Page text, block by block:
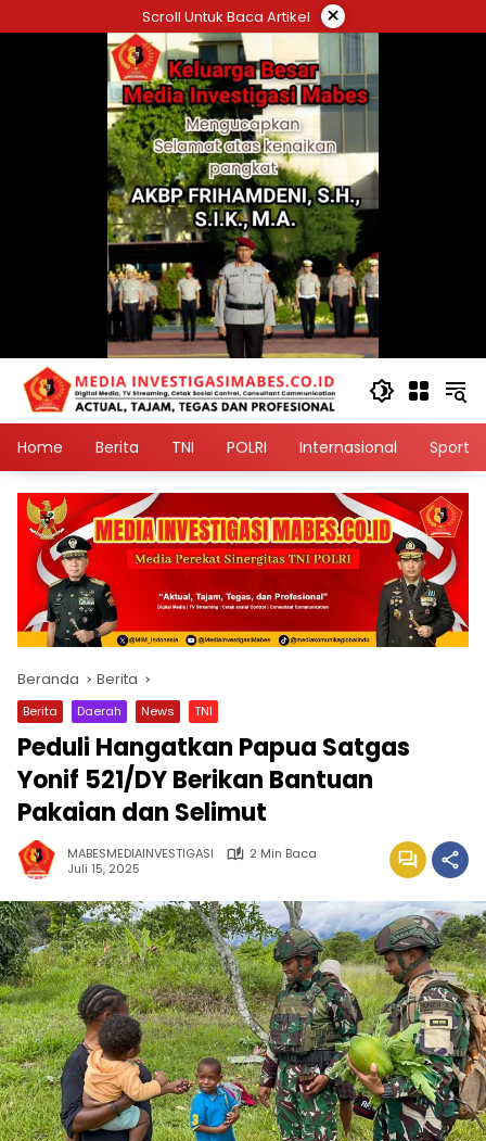
ke
Scroll Untuk Baca Artikel ×
Home Berita TNI POLRI Internasional Sport
Beranda Berita
Berita Daerah News TNI
Peduli Hangatkan Papua Satgas
Yonif 521/DY Berikan Bantuan
Pakaian dan Selimut
MABESMEDIAINVESTIGASI
2 Min Baca
Juli 15, 2025